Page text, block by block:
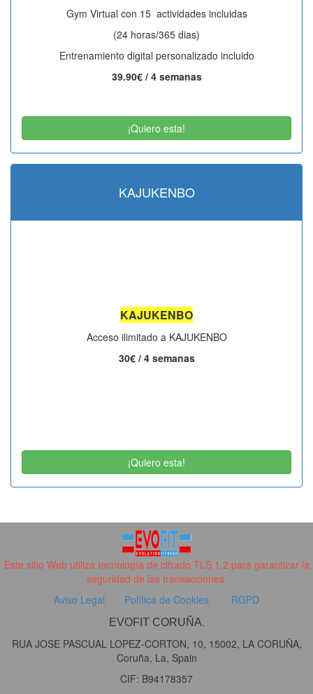
Gym Virtual con 15 actividades incluidas
(24 horas/365 dias)
Entrenamiento digital personalizado incluido
39.90€ / 4 semanas
¡Quiero esta!
KAJUKENBO
KAJUKENBO
Acceso ilimitado a KAJUKENBO
30€ / 4 semanas
¡Quiero esta!
Este sitio Web utiliza tecnología de cifrado TLS 1.2 para garantizar la
seguridad de las transacciones.
Aviso Legal
Política de Cookies RGPD
EVOFIT CORUÑA.
RUA JOSE PASCUAL LOPEZ-CORTON, 10, 15002, LA CORUÑA,
Coruña, La, Spain
CIF: B94178357